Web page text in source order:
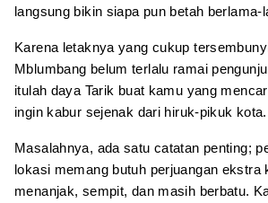
langsung bikin siapa pun betah berlama-
Karena letaknya yang cukup
Mblumbang belum terlalu ramai
itulah daya Tarik buat kamu yang
ingin kabur sejenak dari hiruk-pikuk kota.
Masalahnya, ada satu catatan penting;
lokasi memang butuh perjuangan ekstra
menanjak, sempit, dan masih berbatu.